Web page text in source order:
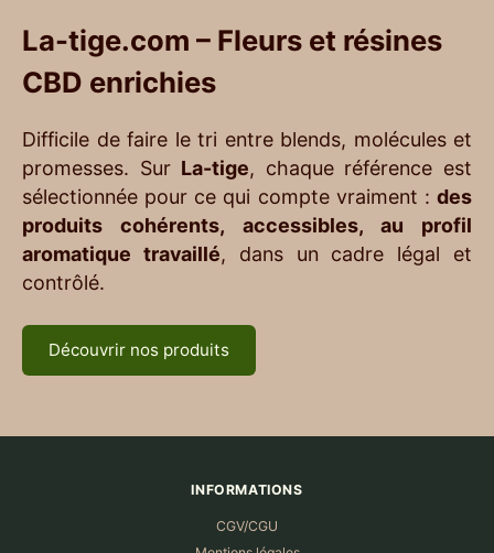
La-tige.com – Fleurs et résines
CBD enrichies
Difficile de faire le tri entre blends, molécules et
promesses. Sur La-tige, chaque référence est
sélectionnée pour ce qui compte vraiment : des
produits cohérents, accessibles, au profil
aromatique travaillé, dans un cadre légal et
contrôlé.
Découvrir nos produits
INFORMATIONS
CGV/CGU